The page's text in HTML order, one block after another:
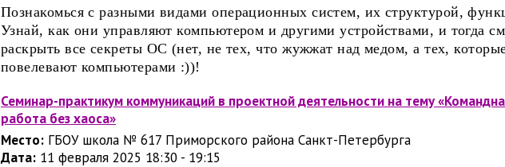
Познакомься с разными видами операционных систем, их структурой,
Узнай, как они управляют компьютером и другими устройствами, и тогда
раскрыть все секреты ОС (нет, не тех, что жужжат над медом, а тех,
повелевают компьютерами :))!
Семинар-практикум коммуникаций в проектной деятельности на тему
работа без хаоса»
Место: ГБОУ школа № 617 Приморского района Санкт-Петербурга
Дата: 11 февраля 2025 18:30 - 19:15